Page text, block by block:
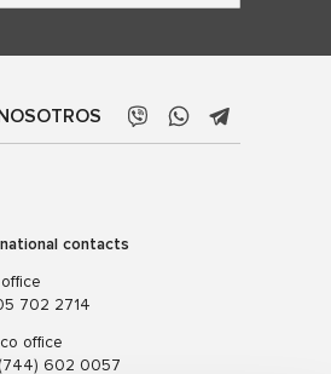
contacts
702 2714
office
602 0057